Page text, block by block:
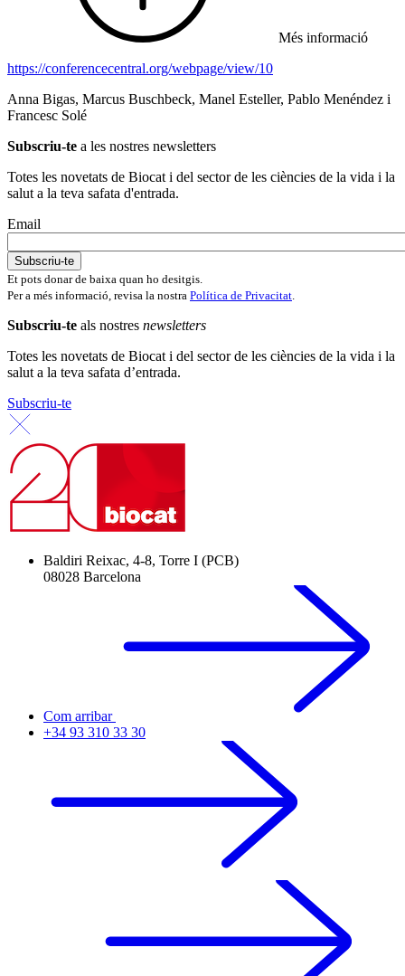
Més informació
https://conferencecentral.org/webpage/view/10
Anna Bigas, Marcus Buschbeck, Manel Esteller, Pablo Menéndez i
Francesc Solé
Subscriu-te a les nostres newsletters
Totes les novetats de Biocat i del sector de les ciències de la vida i la
salut a la teva safata d'entrada.
Email
Et pots donar de baixa quan ho desitgis.
Per a més informació, revisa la nostra Política de Privacitat.
Subscriu-te als nostres newsletters
Totes les novetats de Biocat i del sector de les ciències de la vida i la
salut a la teva safata d’entrada.
Subscriu-te
Baldiri Reixac, 4-8, Torre I (PCB)
08028 Barcelona
Com arribar
+34 93 310 33 30